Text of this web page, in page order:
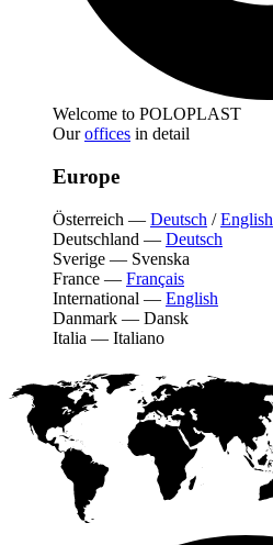
Welcome to POLOPLAST
Ouroffices in detail
Europe
Österreich — Deutsch /English
Deutschland — Deutsch
Sverige — Svenska
France — Français
International — English
Danmark — Dansk
Italia — Italiano